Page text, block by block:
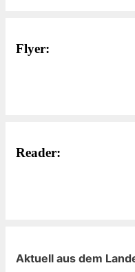
Flyer:
Reader:
Aktuell aus dem